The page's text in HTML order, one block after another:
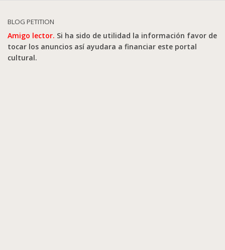
BLOG PETITION
Amigo lector. Si ha sido de utilidad la información favor de
tocar los anuncios así ayudara a financiar este portal
cultural.